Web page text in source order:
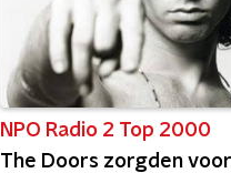
NPO Radio 2 Top 2000
The Doors zorgden